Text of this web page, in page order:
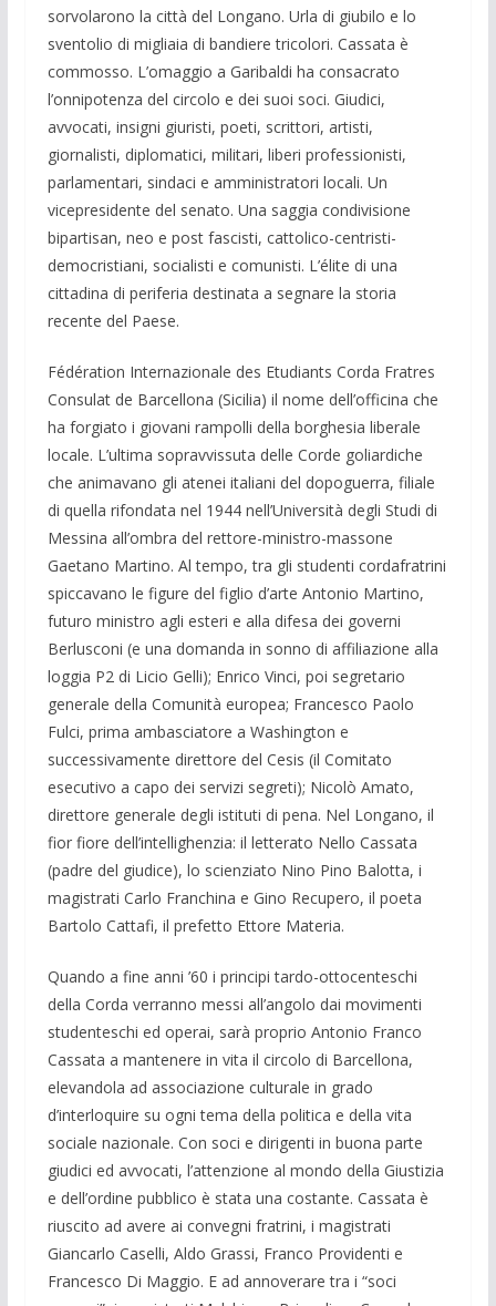
sorvolarono la città del Longano. Urla di giubilo e lo
sventolio di migliaia di bandiere tricolori. Cassata è
commosso. L’omaggio a Garibaldi ha consacrato
l’onnipotenza del circolo e dei suoi soci. Giudici,
avvocati, insigni giuristi, poeti, scrittori, artisti,
giornalisti, diplomatici, militari, liberi professionisti,
parlamentari, sindaci e amministratori locali. Un
vicepresidente del senato. Una saggia condivisione
bipartisan, neo e post fascisti, cattolico-centristi-
democristiani, socialisti e comunisti. L’élite di una
cittadina di periferia destinata a segnare la storia
recente del Paese.
Fédération Internazionale des Etudiants Corda Fratres
Consulat de Barcellona (Sicilia) il nome dell’officina che
ha forgiato i giovani rampolli della borghesia liberale
locale. L’ultima sopravvissuta delle Corde goliardiche
che animavano gli atenei italiani del dopoguerra, filiale
di quella rifondata nel 1944 nell’Università degli Studi di
Messina all’ombra del rettore-ministro-massone
Gaetano Martino. Al tempo, tra gli studenti cordafratrini
spiccavano le figure del figlio d’arte Antonio Martino,
futuro ministro agli esteri e alla difesa dei governi
Berlusconi (e una domanda in sonno di affiliazione alla
loggia P2 di Licio Gelli); Enrico Vinci, poi segretario
generale della Comunità europea; Francesco Paolo
Fulci, prima ambasciatore a Washington e
successivamente direttore del Cesis (il Comitato
esecutivo a capo dei servizi segreti); Nicolò Amato,
direttore generale degli istituti di pena. Nel Longano, il
fior fiore dell’intellighenzia: il letterato Nello Cassata
(padre del giudice), lo scienziato Nino Pino Balotta, i
magistrati Carlo Franchina e Gino Recupero, il poeta
Bartolo Cattafi, il prefetto Ettore Materia.
Quando a fine anni ’60 i principi tardo-ottocenteschi
della Corda verranno messi all’angolo dai movimenti
studenteschi ed operai, sarà proprio Antonio Franco
Cassata a mantenere in vita il circolo di Barcellona,
elevandola ad associazione culturale in grado
d’interloquire su ogni tema della politica e della vita
sociale nazionale. Con soci e dirigenti in buona parte
giudici ed avvocati, l’attenzione al mondo della Giustizia
e dell’ordine pubblico è stata una costante. Cassata è
riuscito ad avere ai convegni fratrini, i magistrati
Giancarlo Caselli, Aldo Grassi, Franco Providenti e
Francesco Di Maggio. E ad annoverare tra i “soci